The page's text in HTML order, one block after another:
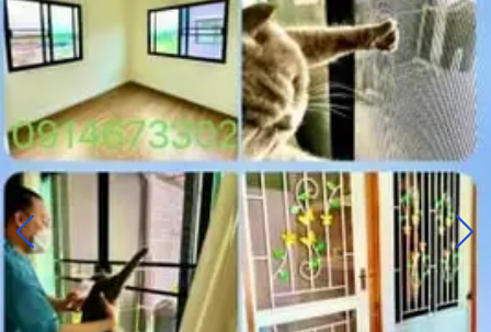
ติดตั้งกระจก
บริการ/พื้นที่ติดตั้ง
บทความ
ติดต่อเรา